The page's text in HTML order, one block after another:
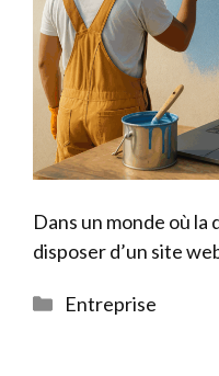
Dans un monde où la
disposer d’un site
Catégories
Entreprise